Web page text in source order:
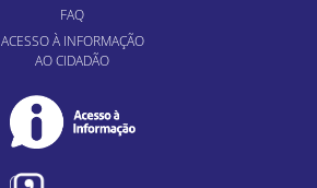
FAQ
ACESSO À INFORMAÇÃO
AO CIDADÃO